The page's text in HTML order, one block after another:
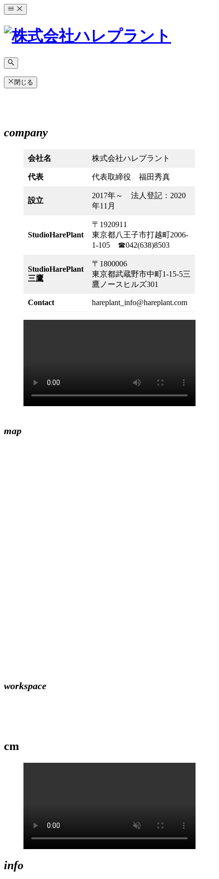
コ
テ
へ
ス
キ
ッ
閉じる
company
会社名 株式会社ハレプラント
代表 代表取締役 福田秀真
設立
2017年～ 法人登記：2020
年11月
StudioHarePlant
〒1920911
東京都八王子市打越町2006-
1-105 ☎042(638)8503
StudioHarePlant
三鷹
〒1800006
東京都武蔵野市中町1-15-5三
鷹ノースヒルズ301
Contact hareplant_info@hareplant.com
map
workspace
cm
info